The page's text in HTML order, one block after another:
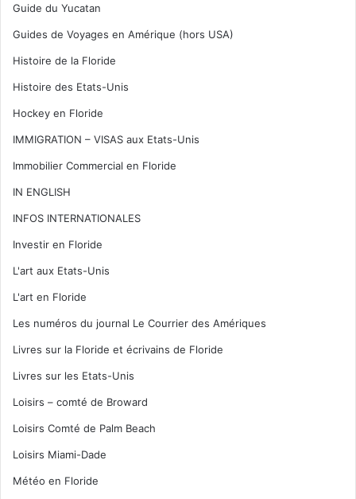
Guide du Yucatan
Guides de Voyages en Amérique (hors USA)
Histoire de la Floride
Histoire des Etats-Unis
Hockey en Floride
IMMIGRATION – VISAS aux Etats-Unis
Immobilier Commercial en Floride
IN ENGLISH
INFOS INTERNATIONALES
Investir en Floride
L'art aux Etats-Unis
L'art en Floride
Les numéros du journal Le Courrier des Amériques
Livres sur la Floride et écrivains de Floride
Livres sur les Etats-Unis
Loisirs – comté de Broward
Loisirs Comté de Palm Beach
Loisirs Miami-Dade
Météo en Floride